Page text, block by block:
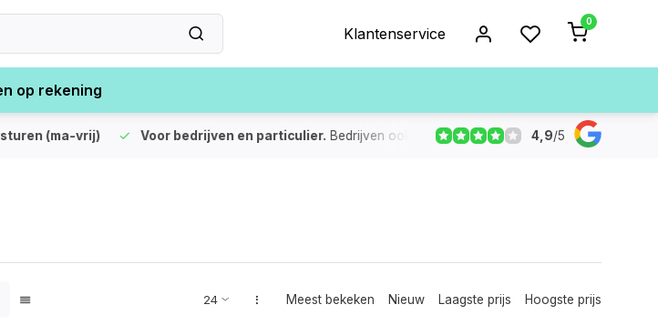
Klantenservice
0
op rekening
vrij) Voor bedrijven en particulier.Bedrijven ook op rekening De voorraad die
4,9/5
Meest bekeken Nieuw Laagste prijs Hoogste prijs